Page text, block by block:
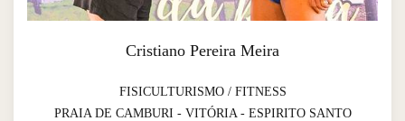
Cristiano Pereira Meira
FISICULTURISMO / FITNESS
PRAIA DE CAMBURI - VITÓRIA - ESPIRITO SANTO